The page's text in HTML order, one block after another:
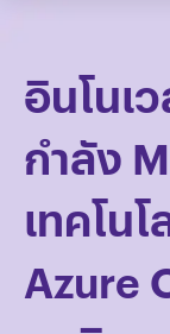
อินโนเ
กำลัง
เทคโน
Azure